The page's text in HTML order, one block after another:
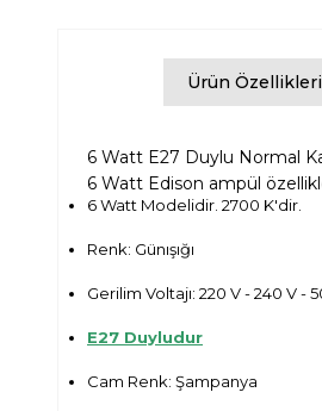
Ürün Özellikleri
6 Watt E27 Duylu Normal
6 Watt Edison ampül
6 Watt Modelidir. 2700 K'dir.
Renk: Günışığı
Gerilim Voltajı: 220 V - 240 V -
E27 Duyludur
Cam Renk: Şampanya